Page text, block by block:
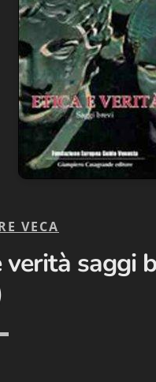
VECA
verità saggi
editore